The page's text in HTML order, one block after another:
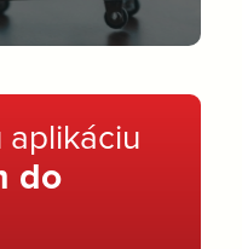
aplikáciu
do